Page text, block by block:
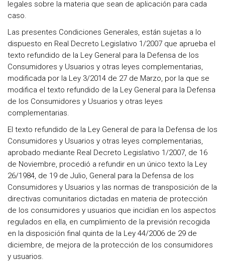
legales sobre la materia que sean de aplicación para cada
caso.
Las presentes Condiciones Generales, están sujetas a lo
dispuesto en Real Decreto Legislativo 1/2007 que aprueba el
texto refundido de la Ley General para la Defensa de los
Consumidores y Usuarios y otras leyes complementarias,
modificada por la Ley 3/2014 de 27 de Marzo, por la que se
modifica el texto refundido de la Ley General para la Defensa
de los Consumidores y Usuarios y otras leyes
complementarias.
El texto refundido de la Ley General de para la Defensa de los
Consumidores y Usuarios y otras leyes complementarias,
aprobado mediante Real Decreto Legislativo 1/2007, de 16
de Noviembre, procedió a refundir en un único texto la Ley
26/1984, de 19 de Julio, General para la Defensa de los
Consumidores y Usuarios y las normas de transposición de la
directivas comunitarios dictadas en materia de protección
de los consumidores y usuarios que incidían en los aspectos
regulados en ella, en cumplimiento de la previsión recogida
en la disposición final quinta de la Ley 44/2006 de 29 de
diciembre, de mejora de la protección de los consumidores
y usuarios.